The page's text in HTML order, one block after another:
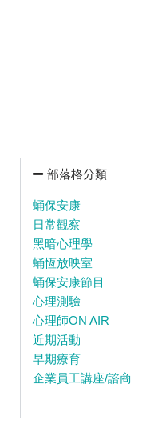
部落格分類
蛹保安康
日常觀察
黑暗心理學
蛹恆放映室
蛹保安康節目
心理測驗
心理師ON AIR
近期活動
早期療育
企業員工講座/諮商